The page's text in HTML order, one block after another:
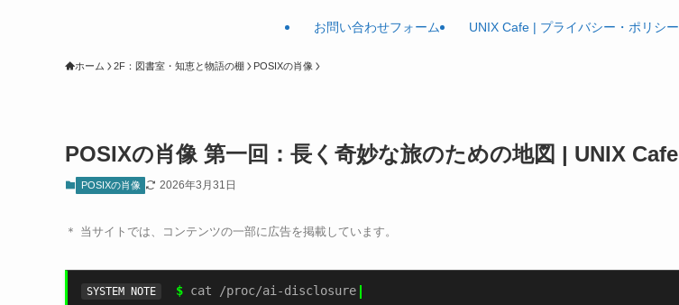
お問い合わせフォーム UNIX Cafe | プライバシー・ポリシー
ホーム 2F：図書室・知恵と物語の棚 POSIXの肖像
POSIXの肖像 第一回：長く奇妙な旅のための地図 | UNIX Cafe
POSIXの肖像 2026年3月31日
＊ 当サイトでは、コンテンツの一部に広告を掲載しています。
SYSTEM NOTE $ cat /proc/ai-disclosure